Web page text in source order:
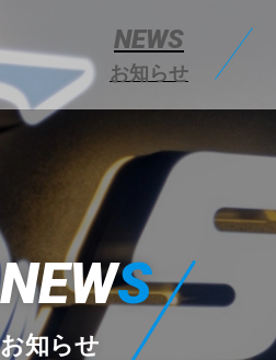
NEWS
お知らせ
NEWS
お知らせ